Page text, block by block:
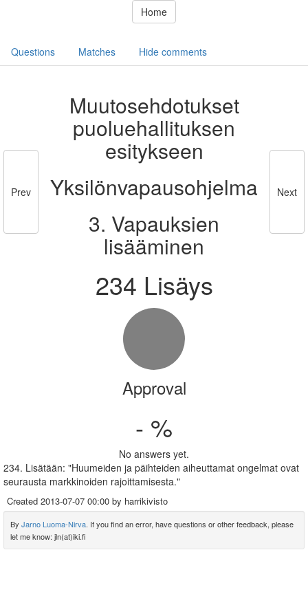
Home
Questions Matches Hide comments
Prev
Muutosehdotukset
puoluehallituksen
esitykseen
Yksilönvapausohjelma
3. Vapauksien
lisääminen
234 Lisäys
Next
Approval
- %
No answers yet.
234. Lisätään: "Huumeiden ja päihteiden aiheuttamat ongelmat ovat
seurausta markkinoiden rajoittamisesta."
Created 2013-07-07 00:00 by harrikivisto
By Jarno Luoma-Nirva. If you find an error, have questions or other feedback, please
let me know: jln(at)iki.fi